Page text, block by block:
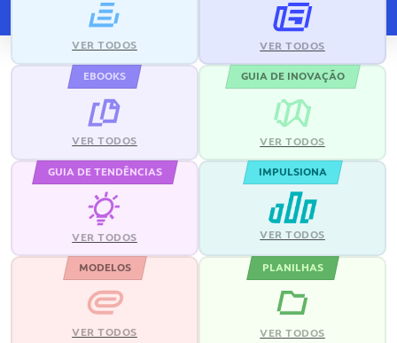
VER TODOS VER TODOS
EBOOKS
VER TODOS
GUIA DE INOVAÇÃO
VER TODOS
GUIA DE TENDÊNCIAS
VER TODOS
IMPULSIONA
VER TODOS
MODELOS
VER TODOS
PLANILHAS
VER TODOS